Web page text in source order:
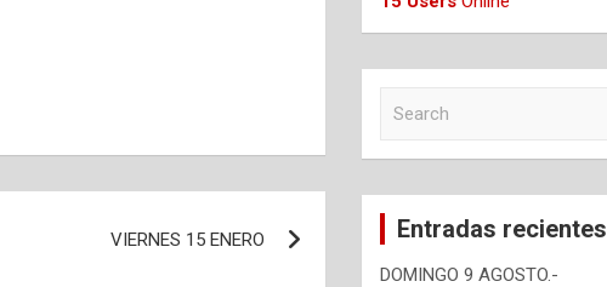
VIERNES 15 ENERO
c
Entradas recientes
DOMINGO 9 AGOSTO.-